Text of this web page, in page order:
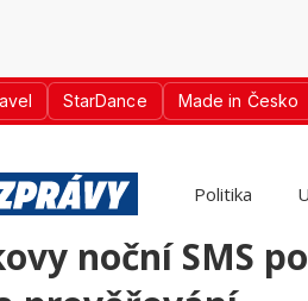
StarDance Made in Česko
Politika
noční SMS